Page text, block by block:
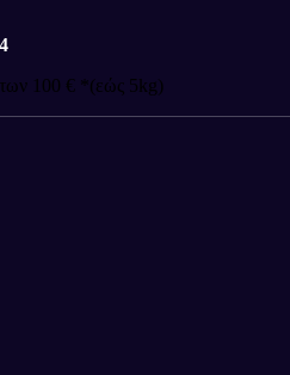
100 € *(εώς 5kg)